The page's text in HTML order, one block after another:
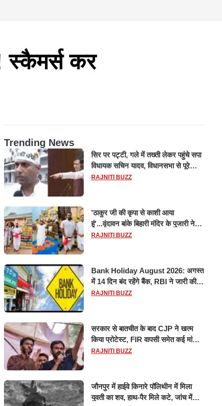
स्कैमर्स कर
Trending News
सिर पर पट्टी, गले में तख्ती लेकर पहुंचे सपा
विधायक सचिन यादव, विधानसभा से पूरे
मानसून सत्र के लिए किया गया निलंबित
RAJNITI BUZZ
'ठाकुर जी की कृपा से काशी आया
हूं'...वृंदावन बांके बिहारी मंदिर के पुजारी ने
किया श्री काशी विश्वनाथ का जलाभिषेक
RAJNITI BUZZ
Bank Holiday August 2026: अगस्त
में 14 दिन बंद रहेंगे बैंक, RBI ने जारी की
छुट्टियों की लिस्ट​​​​​​​
RAJNITI BUZZ
सरकार से बातचीत के बाद CJP ने खत्म
किया प्रोटेस्ट, FIR वापसी समेत कई मांगों
पर बनी सहमति
RAJNITI BUZZ
जौनपुर में हाईवे किनारे पॉलिथीन में मिला
युवती का शव, हाथ-पैर मिले कटे, जांच में